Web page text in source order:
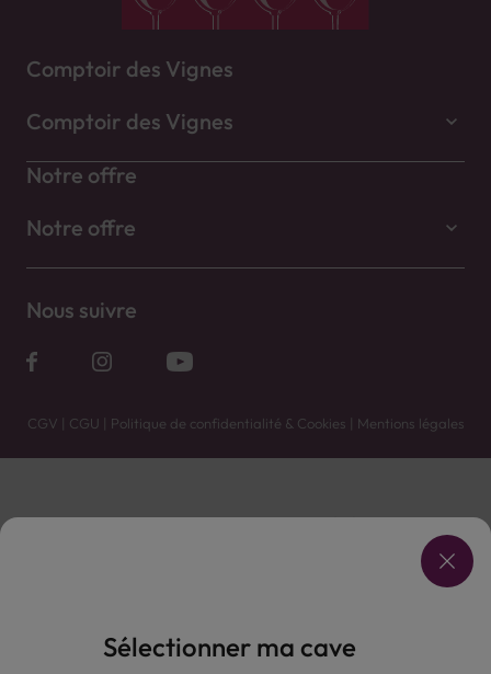
Comptoir des Vignes
Comptoir des Vignes
Notre offre
Notre offre
Nous suivre
CGV | CGU | Politique de confidentialité & Cookies | Mentions légales
Vente uniquement en caves. Contactez votre caviste pour plus de renseignements.
L'ABUS D'ALCOOL EST DANGEREUX POUR LA SANTÉ, À CONSOMMER AVEC MODÉRATION.
Sélectionner ma cave